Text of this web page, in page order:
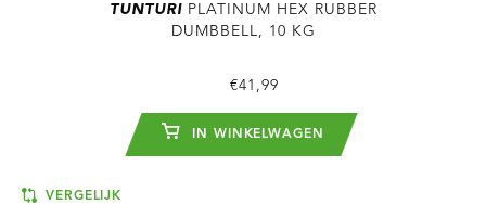
TUNTURIPLATINUM HEX RUBBER
DUMBBELL, 10 KG
€41,99
IN WINKELWAGEN
VERGELIJK